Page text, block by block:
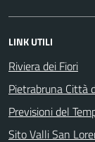
LINK UTILI
Riviera dei Fiori
Pietrabruna Città
Previsioni del
Sito Valli San